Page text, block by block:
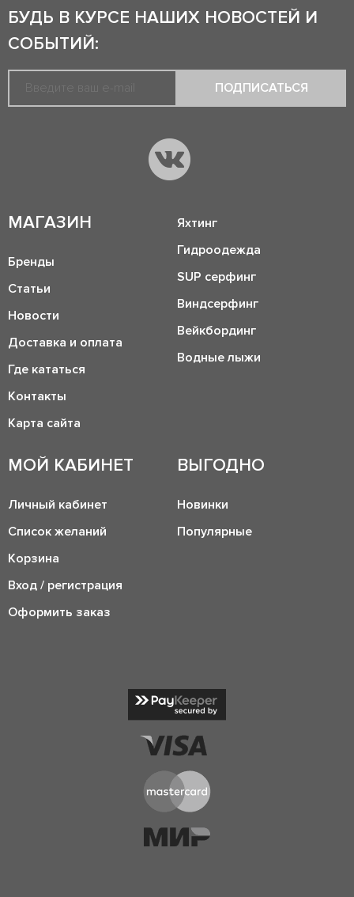
БУДЬ В КУРСЕ НАШИХ НОВОСТЕЙ И
СОБЫТИЙ:
ПОДПИСАТЬСЯ
МАГАЗИН
Бренды
Статьи
Новости
Доставка и оплата
Где кататься
Контакты
Карта сайта
Яхтинг
Гидроодежда
SUP серфинг
Виндсерфинг
Вейкбординг
Водные лыжи
МОЙ КАБИНЕТ
Личный кабинет
Список желаний
Корзина
Вход / регистрация
Оформить заказ
ВЫГОДНО
Новинки
Популярные